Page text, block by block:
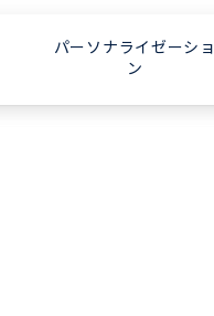
パーソナライゼーショ
ン